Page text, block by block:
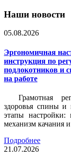
Наши новости
05.08.2026
Эргономичная
инструкция по
подлокотников и
на работе
Грамотная
здоровья спины и
этапы настройки:
механизм качания
Подробнее
21.07.2026